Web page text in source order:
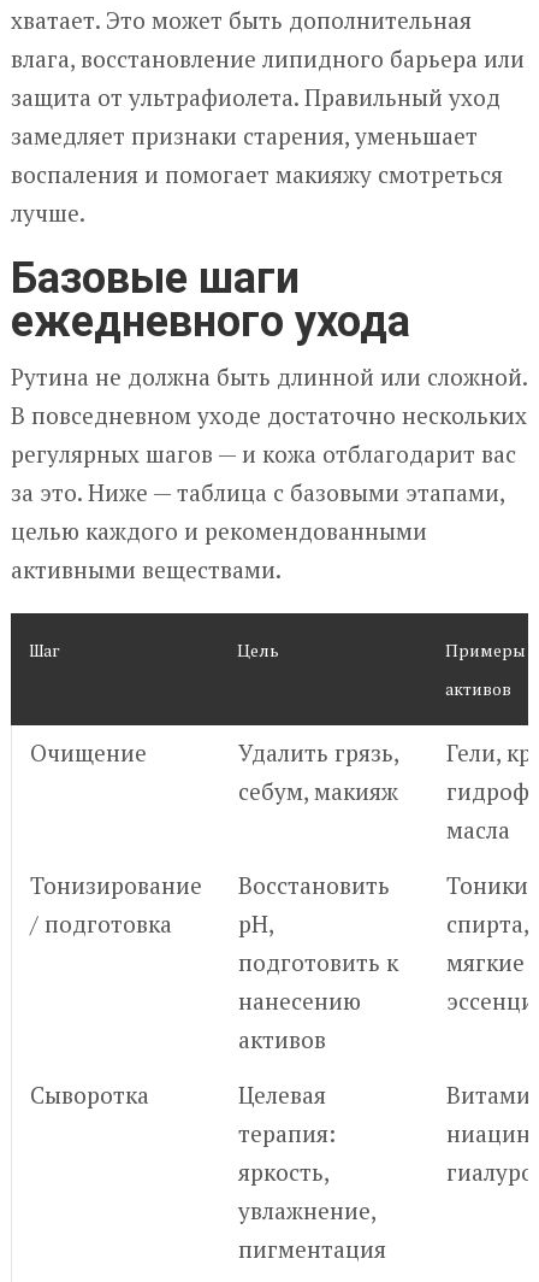
хватает. Это может быть дополнительная
влага, восстановление липидного барьера или
защита от ультрафиолета. Правильный уход
замедляет признаки старения, уменьшает
воспаления и помогает макияжу смотреться
лучше.
Базовые шаги
ежедневного ухода
Рутина не должна быть длинной или сложной.
В повседневном уходе достаточно нескольких
регулярных шагов — и кожа отблагодарит вас
за это. Ниже — таблица с базовыми этапами,
целью каждого и рекомендованными
активными веществами.
Шаг Цель
Примеры
активов
Очищение
Удалить грязь,
себум, макияж
Гели,
масла
Тонизирование
/ подготовка
Восстановить
pH,
подготовить к
нанесению
активов
Тоники
спирта,
мягкие
Сыворотка
Целевая
терапия:
яркость,
увлажнение,
пигментация